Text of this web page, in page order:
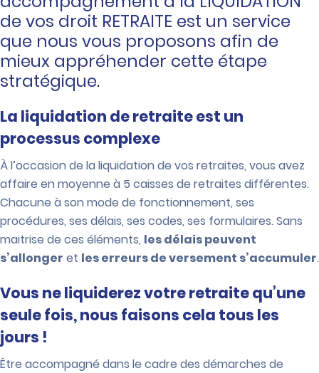
de vos droit RETRAITE est un service
que nous vous proposons afin de
mieux appréhender cette étape
stratégique.
La liquidation de retraite est un
processus complexe
À l’occasion de la liquidation de vos retraites, vous avez
affaire en moyenne à 5 caisses de retraites différentes.
Chacune à son mode de fonctionnement, ses
procédures, ses délais, ses codes, ses formulaires. Sans
maitrise de ces éléments, les délais peuvent
s’allonger et les erreurs de versement s’accumuler.
Vous ne liquiderez votre retraite qu’une
seule fois, nous faisons cela tous les
jours !
Être accompagné dans le cadre des démarches de